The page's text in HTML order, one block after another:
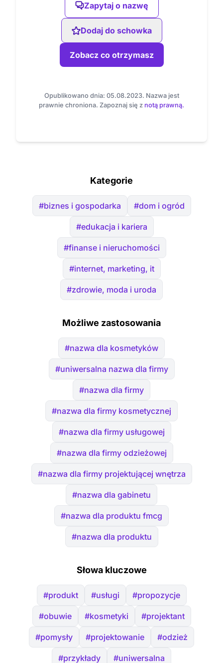
Zapytaj o nazwę
Dodaj do schowka
Zobacz co otrzymasz
Opublikowano dnia: 05.08.2023. Nazwa jest
prawnie chroniona. Zapoznaj się z notą prawną.
Kategorie
#biznes i gospodarka #dom i ogród
#edukacja i kariera
#finanse i nieruchomości
#internet, marketing, it
#zdrowie, moda i uroda
Możliwe zastosowania
#nazwa dla kosmetyków
#uniwersalna nazwa dla firmy
#nazwa dla firmy
#nazwa dla firmy kosmetycznej
#nazwa dla firmy usługowej
#nazwa dla firmy odzieżowej
#nazwa dla firmy projektującej wnętrza
#nazwa dla gabinetu
#nazwa dla produktu fmcg
#nazwa dla produktu
Słowa kluczowe
#produkt #usługi #propozycje
#obuwie #kosmetyki #projektant
#pomysły #projektowanie #odzież
#przykłady #uniwersalna